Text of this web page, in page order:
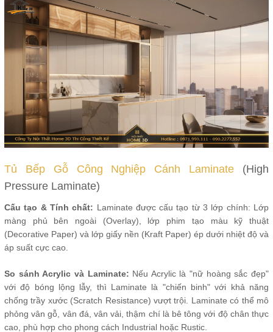
Tủ Bếp Gỗ Công Nghiệp Cánh Laminate (High
Pressure Laminate)
Cấu tạo & Tính chất: Laminate được cấu tạo từ 3 lớp chính: Lớp
màng phủ bên ngoài (Overlay), lớp phim tạo màu kỹ thuật
(Decorative Paper) và lớp giấy nền (Kraft Paper) ép dưới nhiệt độ và
áp suất cực cao.
So sánh Acrylic và Laminate: Nếu Acrylic là "nữ hoàng sắc đẹp"
với độ bóng lộng lẫy, thì Laminate là "chiến binh" với khả năng
chống trầy xước (Scratch Resistance) vượt trội. Laminate có thể mô
phỏng vân gỗ, vân đá, vân vải, thậm chí là bê tông với độ chân thực
cao, phù hợp cho phong cách Industrial hoặc Rustic.